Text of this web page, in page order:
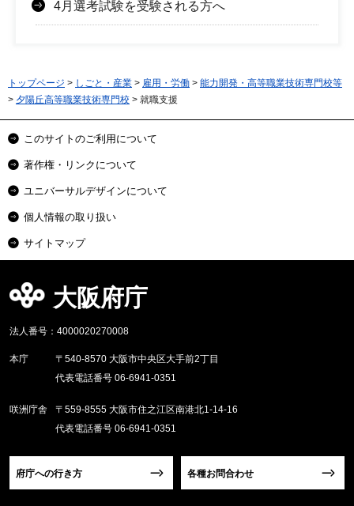
4月選考試験を受験される方へ
トップページ > しごと・産業 > 雇用・労働 > 能力開発・高等職業技術専門校等
> 夕陽丘高等職業技術専門校 > 就職支援
このサイトのご利用について
著作権・リンクについて
ユニバーサルデザインについて
個人情報の取り扱い
サイトマップ
大阪府庁
法人番号：4000020270008
本庁
〒540-8570 大阪市中央区大手前2丁目
代表電話番号 06-6941-0351
咲洲庁舎
〒559-8555 大阪市住之江区南港北1-14-16
代表電話番号 06-6941-0351
府庁への行き方 各種お問合わせ